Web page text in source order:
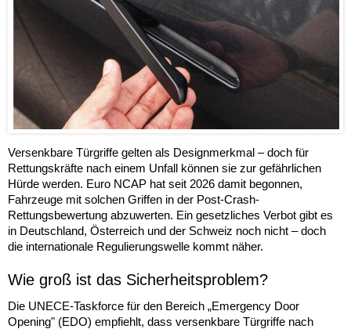
Versenkbare Türgriffe gelten als Designmerkmal – doch für
Rettungskräfte nach einem Unfall können sie zur gefährlichen
Hürde werden. Euro NCAP hat seit 2026 damit begonnen,
Fahrzeuge mit solchen Griffen in der Post-Crash-
Rettungsbewertung abzuwerten. Ein gesetzliches Verbot gibt es
in Deutschland, Österreich und der Schweiz noch nicht – doch
die internationale Regulierungswelle kommt näher.
Wie groß ist das Sicherheitsproblem?
Die UNECE-Taskforce für den Bereich „Emergency Door
Opening" (EDO) empfiehlt, dass versenkbare Türgriffe nach